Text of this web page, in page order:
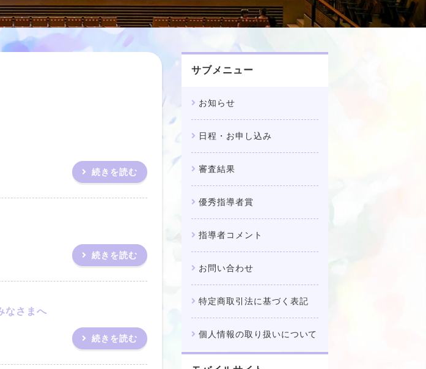
続きを読む
続きを読む
なさまへ
続きを読む
サブメニュー
お知らせ
日程・お申し込み
審査結果
優秀指導者賞
指導者コメント
お問い合わせ
特定商取引法に基づく表記
個人情報の取り扱いについて